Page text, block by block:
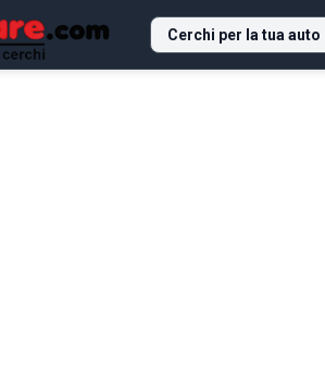
Cerchi per la tua auto